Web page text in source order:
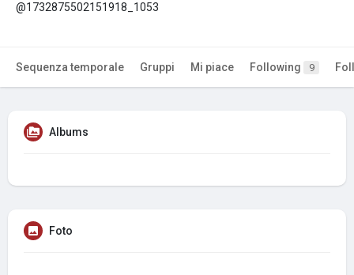
@1732875502151918_1053
Sequenza temporale Gruppi Mi piace Following 9
Albums
Foto